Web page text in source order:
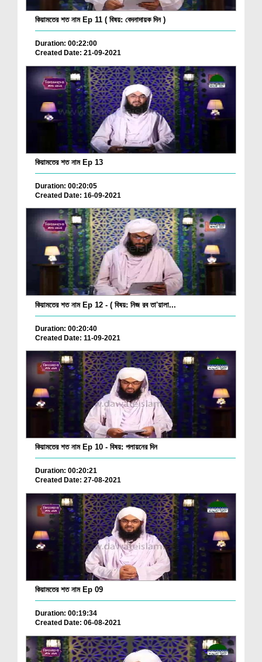
কিয়ামতের শত নাম Ep 11 ( বিষয়: বেদনাদায়ক দিন )
Duration: 00:22:00
Created Date: 21-09-2021
কিয়ামতের শত নাম Ep 13
Duration: 00:20:05
Created Date: 16-09-2021
কিয়ামতের শত নাম Ep 12 - ( বিষয়: নিজ রব তা'য়ালা...
Duration: 00:20:40
Created Date: 11-09-2021
কিয়ামতের শত নাম Ep 10 - বিষয়: পলায়নের দিন
Duration: 00:20:21
Created Date: 27-08-2021
কিয়ামতের শত নাম Ep 09
Duration: 00:19:34
Created Date: 06-08-2021